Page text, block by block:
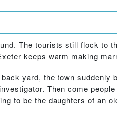
The tourists still flock to
keeps warm making
yard, the town
Then come
to be the daughters of an